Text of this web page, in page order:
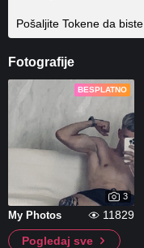
Pošaljite Tokene da biste
Fotografije
BESPLATNO
3
My Photos
11829
Pogledaj sve